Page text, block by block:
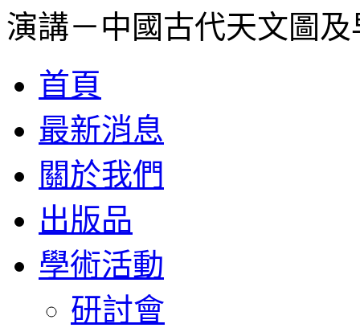
演講－中國古代天文圖
首頁
最新消息
關於我們
出版品
學術活動
研討會